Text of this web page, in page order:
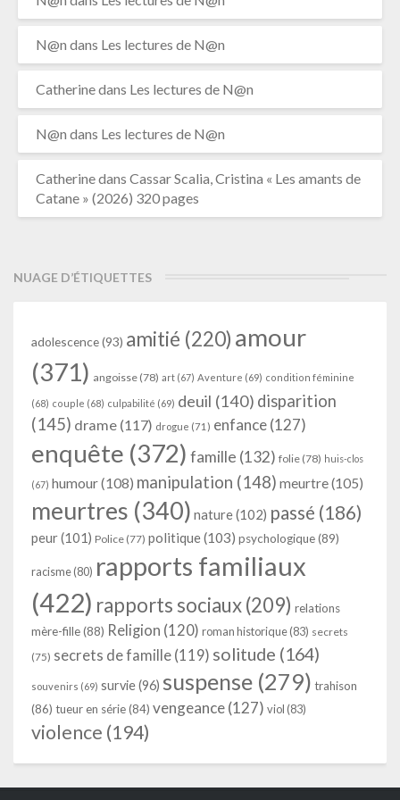
N@n dans Les lectures de N@n
Catherinedans Les lectures de N@n
N@n dans Les lectures de N@n
Catherinedans Cassar Scalia, Cristina « Les amants de
Catane » (2026) 320 pages
NUAGE D’ÉTIQUETTES
adolescence(93) amitié (220) amour
(371) angoisse (78) art (67) Aventure (69) condition féminine
(68) couple (68) culpabilité (69) deuil (140) disparition
(145) drame (117) drogue (71) enfance(127)
enquête (372) famille (132) folie (78) huis-clos
(67) humour(108) manipulation (148) meurtre(105)
meurtres (340) nature(102) passé (186)
peur(101) Police (77) politique(103) psychologique(89)
racisme (80) rapports familiaux
(422) rapports sociaux(209) relations
mère-fille(88) Religion (120) roman historique(83) secrets
(75) secrets de famille (119) solitude (164)
souvenirs (69) survie(96) suspense (279) trahison
(86) tueur en série(84) vengeance(127) viol (83)
violence (194)